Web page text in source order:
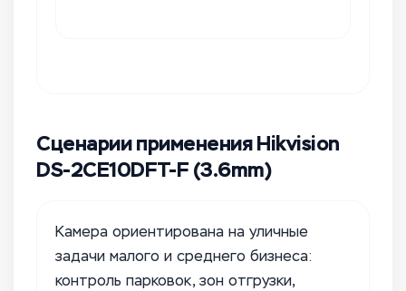
Сценарии применения Hikvision
DS-2CE10DFT-F (3.6mm)
Камера ориентирована на уличные
задачи малого и среднего бизнеса:
контроль парковок, зон отгрузки,